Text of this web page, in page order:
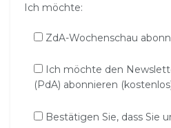
Ich möchte:
ZdA-Wochenschau
Ich möchte den
(PdA) abonnieren
Bestätigen Sie, dass Sie